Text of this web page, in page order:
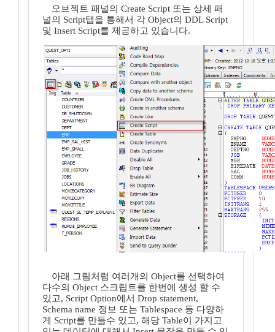
오브젝트 패널의 Create Script 또는 상세 패
널의 Script탭을 통해서 각 Object의 DDL Script
및 Insert Script를 제공하고 있습니다.
아래 그림처럼 여러개의 Object를 선택하여
다수의 Object 스크립트를 한번에 생성 할 수
있고, Script Option에서 Drop statement,
Schema name 정보 또는 Tablespace 등 다양하
게 Script를 만들수 있고, 해당 Table이 가지고